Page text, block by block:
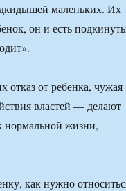
маленьких. Их
он и есть
отказ от ребенка, чужая
властей — делают
нормальной жизни,
как нужно